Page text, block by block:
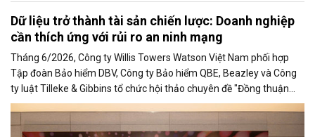
Dữ liệu trở thành tài sản chiến lược: Doanh nghiệp
cần thích ứng với rủi ro an ninh mạng
Tháng 6/2026, Công ty Willis Towers Watson Việt Nam phối hợp
Tập đoàn Bảo hiểm DBV, Công ty Bảo hiểm QBE, Beazley và Công
ty luật Tilleke & Gibbins tổ chức hội thảo chuyên đề "Đồng thuận
kiểm soát và Bồi thường trong quản trị rủi ro an ninh mạng".